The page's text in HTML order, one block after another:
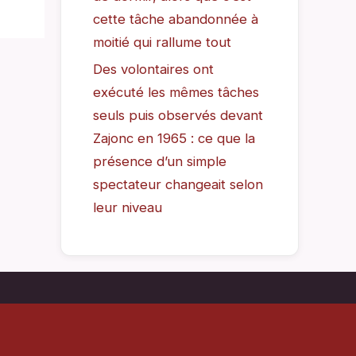
cette tâche abandonnée à
moitié qui rallume tout
Des volontaires ont
exécuté les mêmes tâches
seuls puis observés devant
Zajonc en 1965 : ce que la
présence d’un simple
spectateur changeait selon
leur niveau